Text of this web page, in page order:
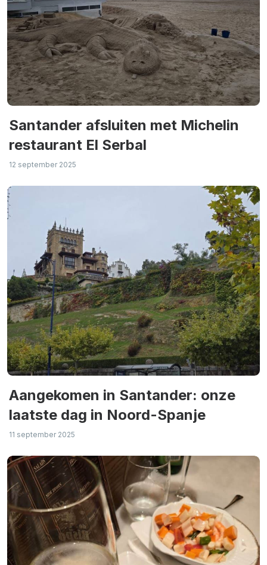
Santander afsluiten met Michelin
restaurant El Serbal
12 september 2025
Aangekomen in Santander: onze
laatste dag in Noord-Spanje
11 september 2025